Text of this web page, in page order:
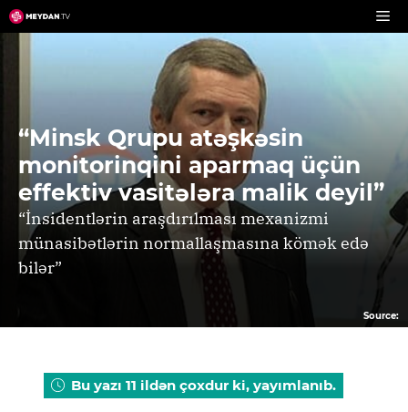
Skip
to
“Minsk Qrupu atəşkəsin
monitorinqini aparmaq üçün
effektiv vasitələra malik deyil”
“İnsidentlərin araşdırılması mexanizmi
münasibətlərin normallaşmasına kömək edə
bilər”
Source:
Bu yazı 11 ildən çoxdur ki, yayımlanıb.